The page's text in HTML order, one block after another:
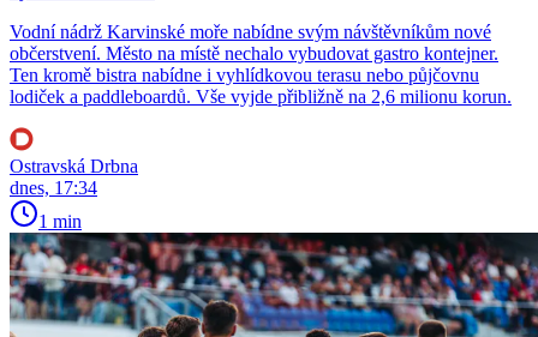
Vodní nádrž Karvinské moře nabídne svým návštěvníkům nové
občerstvení. Město na místě nechalo vybudovat gastro kontejner.
Ten kromě bistra nabídne i vyhlídkovou terasu nebo půjčovnu
lodiček a paddleboardů. Vše vyjde přibližně na 2,6 milionu korun.
Ostravská Drbna
dnes, 17:34
1 min